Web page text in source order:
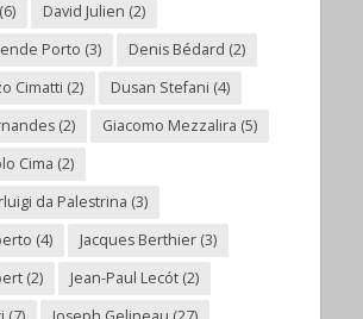
David Julien (2)
Porto (3) Denis Bédard (2)
Cimatti (2) Dusan Stefani (4)
(2) Giacomo Mezzalira (5)
Cima (2)
da Palestrina (3)
(4) Jacques Berthier(3)
(2) Jean-Paul Lecót(2)